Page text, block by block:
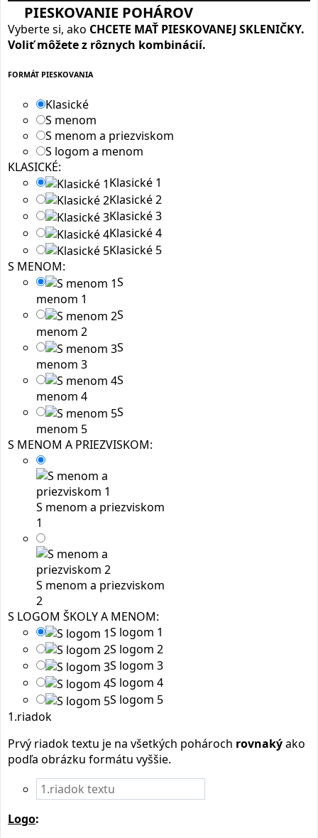
PIESKOVANIE POHÁROV
Vyberte si, ako CHCETE MAŤ PIESKOVANEJ SKLENIČKY.
Voliť môžete z rôznych kombinácií.
FORMÁT PIESKOVANIA
Klasické
S menom
S menom a priezviskom
S logom a menom
KLASICKÉ:
Klasické 1
Klasické 2
Klasické 3
Klasické 4
Klasické 5
S MENOM:
S
menom 1
S
menom 2
S
menom 3
S
menom 4
S
menom 5
S MENOM A PRIEZVISKOM:
S menom a priezviskom
1
S menom a priezviskom
2
S LOGOM ŠKOLY A MENOM:
S logom 1
S logom 2
S logom 3
S logom 4
S logom 5
1.riadok
Prvý riadok textu je na všetkých pohároch rovnakýako
podľa obrázku formátu vyššie.
Logo: